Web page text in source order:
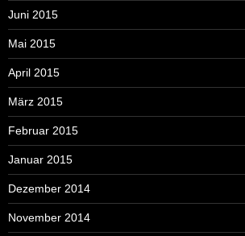
Juni 2015
Mai 2015
April 2015
März 2015
Februar 2015
Januar 2015
Dezember 2014
November 2014